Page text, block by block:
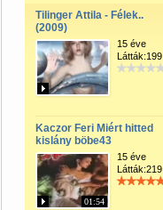
Tilinger Attila - Félek..
(2009)
15 éve
Látták:199
Kaczor Feri Miért hitted
kislány böbe43
01:54
15 éve
Látták:219